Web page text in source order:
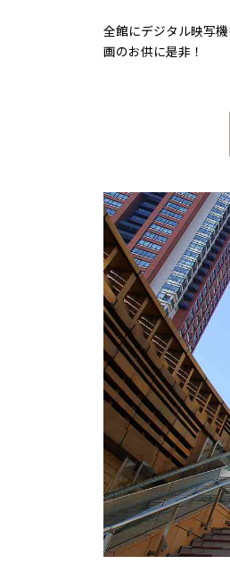
全館にデジタル映写
画のお供に是非！